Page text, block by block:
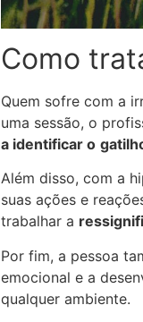
Como
Quem sofre com a
uma sessão, o
a identificar o
Além disso, com a
suas ações e
trabalhar a
Por fim, a pessoa
emocional e a
qualquer ambiente.